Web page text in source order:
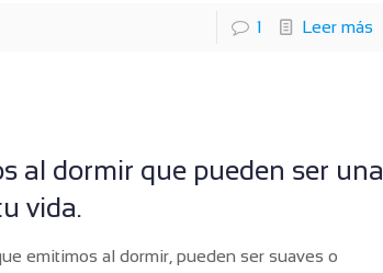
1 Leer más
al dormir que pueden ser una
vida.
emitimos al dormir, pueden ser suaves o